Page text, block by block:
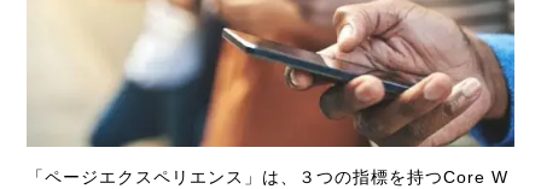
「ページエクスペリエンス」は、３つの指標を持つCore W